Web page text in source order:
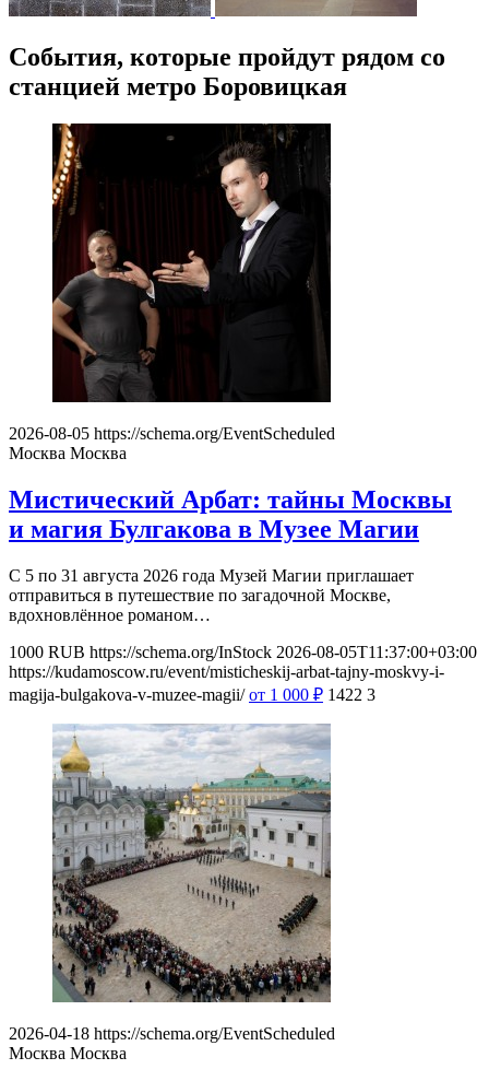
События, которые пройдут рядом со
станцией метро Боровицкая
2026-08-05 https://schema.org/EventScheduled
Москва Москва
Мистический Арбат: тайны Москвы
и магия Булгакова в Музее Магии
С 5 по 31 августа 2026 года Музей Магии приглашает
отправиться в путешествие по загадочной Москве,
вдохновлённое романом…
1000 RUB https://schema.org/InStock 2026-08-05T11:37:00+03:00
https://kudamoscow.ru/event/misticheskij-arbat-tajny-moskvy-i-
magija-bulgakova-v-muzee-magii/ от 1 000 ₽ 1422 3
2026-04-18 https://schema.org/EventScheduled
Москва Москва